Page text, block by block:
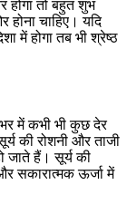
होगा तो बहुत शुभ
होना चाहिए। यदि
में होगा तब भी श्रेष्ठ
में कभी भी कुछ देर
की रोशनी और ताजी
जाते हैं। सूर्य की
सकारात्मक ऊर्जा में